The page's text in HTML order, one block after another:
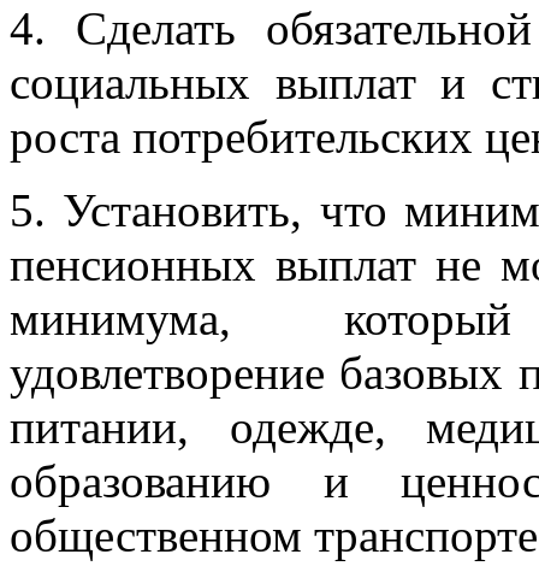
4. Сделать
социальных выплат и
роста потребительских
5. Установить, что
пенсионных выплат не
минимума,
удовлетворение базовых
питании, одежде,
образованию и
общественном